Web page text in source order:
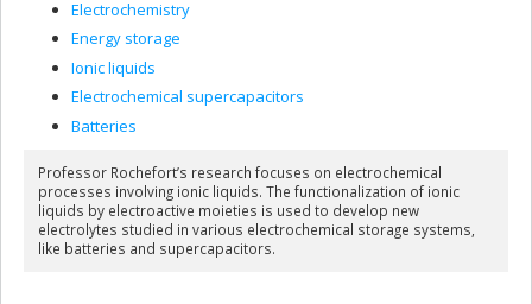
Electrochemistry
Energy storage
Ionic liquids
Electrochemical supercapacitors
Batteries
Professor Rochefort’s research focuses on electrochemical
processes involving ionic liquids. The functionalization of ionic
liquids by electroactive moieties is used to develop new
electrolytes studied in various electrochemical storage systems,
like batteries and supercapacitors.